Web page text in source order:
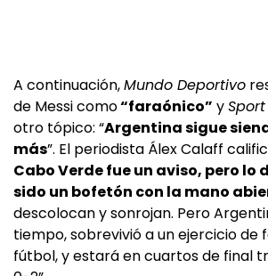
A continuación,Mundo Deportivo
de Messi como“faraónico” ySport
otro tópico: “Argentina sigue
más”. El periodista Álex Calaff
Cabo Verde fue un aviso, pero lo
sido un bofetón con la mano
descolocan y sonrojan. Pero
tiempo, sobrevivió a un ejercicio de
fútbol, y estará en cuartos de final